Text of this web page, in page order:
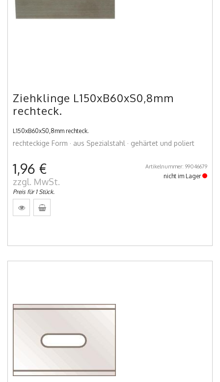
Ziehklinge L150xB60xS0,8mm
rechteck.
L150xB60xS0,8mm rechteck.
rechteckige Form · aus Spezialstahl · gehärtet und poliert
1,96 €
zzgl. MwSt.
Preis für 1 Stück.
Artikelnummer: 99046679
nicht im Lager